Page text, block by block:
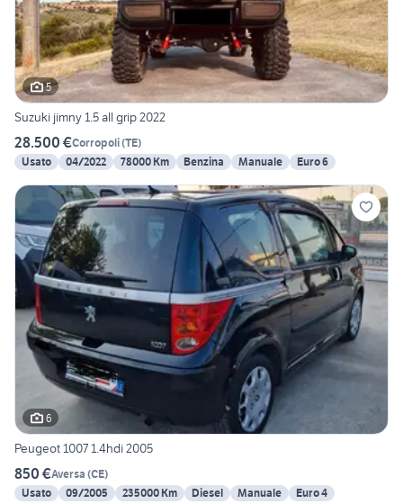
5
Suzuki jimny 1.5 all grip 2022
28.500 €Corropoli(TE)
Usato
04/2022 78000 Km Benzina Manuale Euro 6
6
Peugeot 1007 1.4hdi 2005
850 €Aversa (CE)
Usato
09/2005 235000 Km Diesel Manuale Euro 4